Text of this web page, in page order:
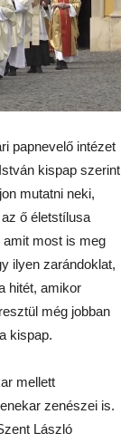
papnevelő intézet
kispap szerint
mutatni neki,
ő életstílusa
most is meg
ilyen zarándoklat,
hitét, amikor
még jobban
kispap.
mellett
zenészei is.
László